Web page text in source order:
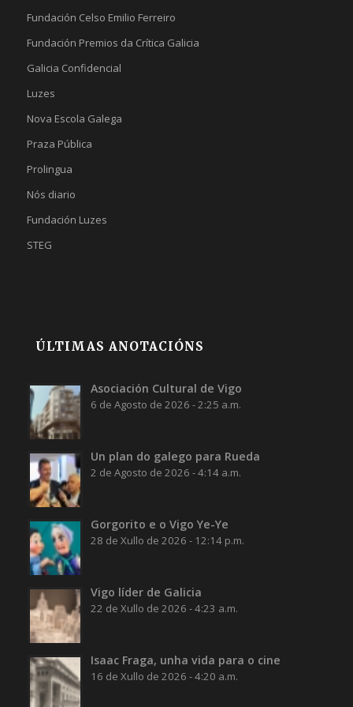
Fundación Celso Emilio Ferreiro
Fundación Premios da Crítica Galicia
Galicia Confidencial
Luzes
Nova Escola Galega
Praza Pública
Prolingua
Nós diario
Fundación Luzes
STEG
ÚLTIMAS ANOTACIÓNS
Asociación Cultural de Vigo
6 de Agosto de 2026 - 2:25 a.m.
Un plan do galego para Rueda
2 de Agosto de 2026 - 4:14 a.m.
Gorgorito e o Vigo Ye-Ye
28 de Xullo de 2026 - 12:14 p.m.
Vigo líder de Galicia
22 de Xullo de 2026 - 4:23 a.m.
Isaac Fraga, unha vida para o cine
16 de Xullo de 2026 - 4:20 a.m.